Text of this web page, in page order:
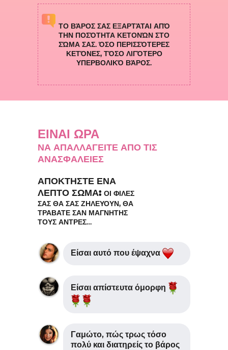
ΤΟ ΒΆΡΟΣ ΣΑΣ ΕΞΑΡΤΆΤΑΙ ΑΠΌ
ΤΗΝ ΠΟΣΌΤΗΤΑ ΚΕΤΟΝΏΝ ΣΤΟ
ΣΏΜΑ ΣΑΣ. ΌΣΟ ΠΕΡΙΣΣΌΤΕΡΕΣ
ΚΕΤΌΝΕΣ, ΤΌΣΟ ΛΙΓΌΤΕΡΟ
ΥΠΕΡΒΟΛΙΚΌ ΒΆΡΟΣ.
ΕΙΝΑΙ ΩΡΑ
ΝΑ ΑΠΑΛΛΑΓΕΙΤΕ ΑΠΟ ΤΙΣ
ΑΝΑΣΦΑΛΕΙΕΣ
ΑΠΟΚΤΗΣΤΕ ΕΝΑ
ΛΕΠΤΟ ΣΩΜΑ: ΟΙ ΦΙΛΕΣ
ΣΑΣ ΘΑ ΣΑΣ ΖΗΛΕΥΟΥΝ, ΘΑ
ΤΡΑΒΑΤΕ ΣΑΝ ΜΑΓΝΗΤΗΣ
ΤΟΥΣ ΑΝΤΡΕΣ…
Είσαι αυτό που έψαχνα
Είσαι απίστευτα όμορφη
Γαμώτο, πώς τρως τόσο
πολύ και διατηρείς το βάρος